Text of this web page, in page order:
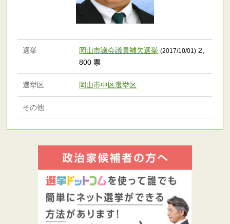
選挙 岡山市議会議員補欠選挙 (2017/10/01) 2,
800 票
選挙区 岡山市中区選挙区
その他